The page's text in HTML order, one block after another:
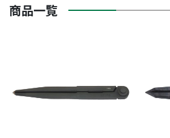
商品一覧